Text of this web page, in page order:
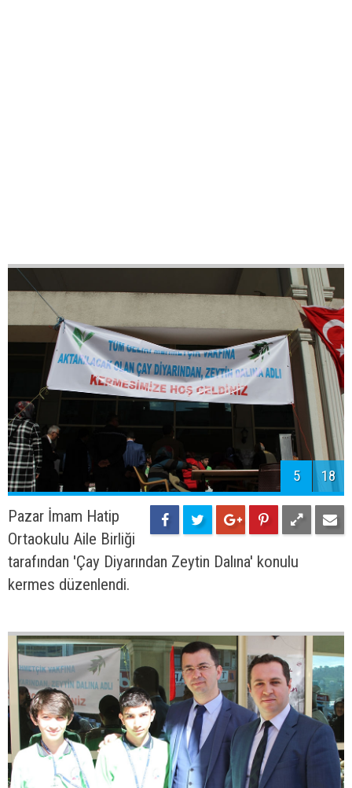
5 18
Pazar İmam Hatip
Ortaokulu Aile Birliği
tarafından 'Çay Diyarından Zeytin Dalına' konulu
kermes düzenlendi.